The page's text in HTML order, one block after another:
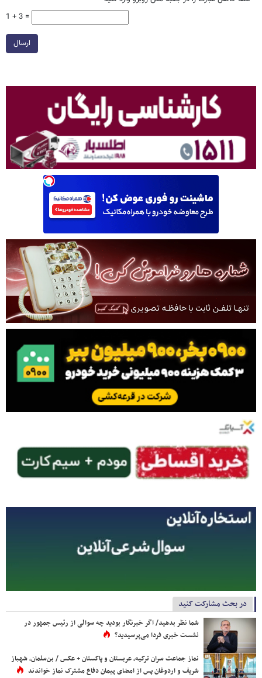
1 + 3 =
ارسال
در بحث مشارکت کنید
شما نظر بدهید/ اگر خبرنگار بودید چه سوالی از رئیس جمهور در
نشست خبری فردا می‌پرسیدید؟
نماز جماعت سران ترکیه، عربستان و پاکستان + عکس / بن‌سلمان، شهباز
شریف و اردوغان پس از امضای پیمان دفاع مشترک نماز خواندند